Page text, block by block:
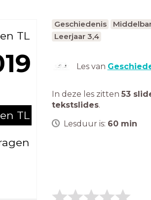
TL
TL
Geschiedenis
Leerjaar 3,4
Les van
In deze les zitten 53
tekstslides.
Lesduur is: 60 min